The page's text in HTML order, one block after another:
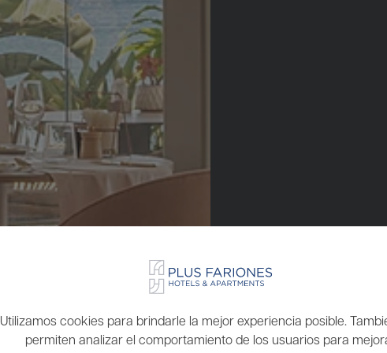
Utilizamos cookies para brindarle la mejor experiencia posible.
permiten analizar el comportamiento de los usuarios para